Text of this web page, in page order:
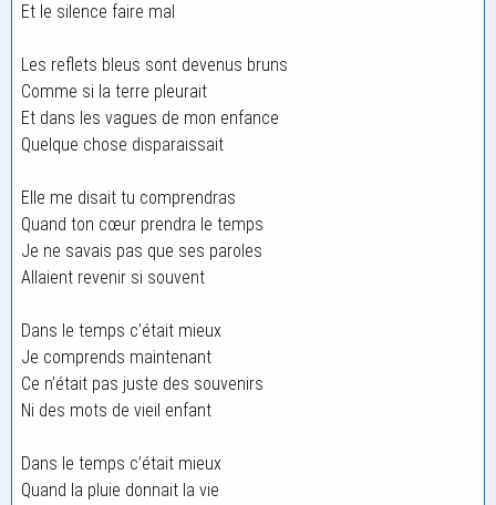
Et le silence faire mal
Les reflets bleus sont devenus bruns
Comme si la terre pleurait
Et dans les vagues de mon enfance
Quelque chose disparaissait
Elle me disait tu comprendras
Quand ton cœur prendra le temps
Je ne savais pas que ses paroles
Allaient revenir si souvent
Dans le temps c’était mieux
Je comprends maintenant
Ce n’était pas juste des souvenirs
Ni des mots de vieil enfant
Dans le temps c’était mieux
Quand la pluie donnait la vie